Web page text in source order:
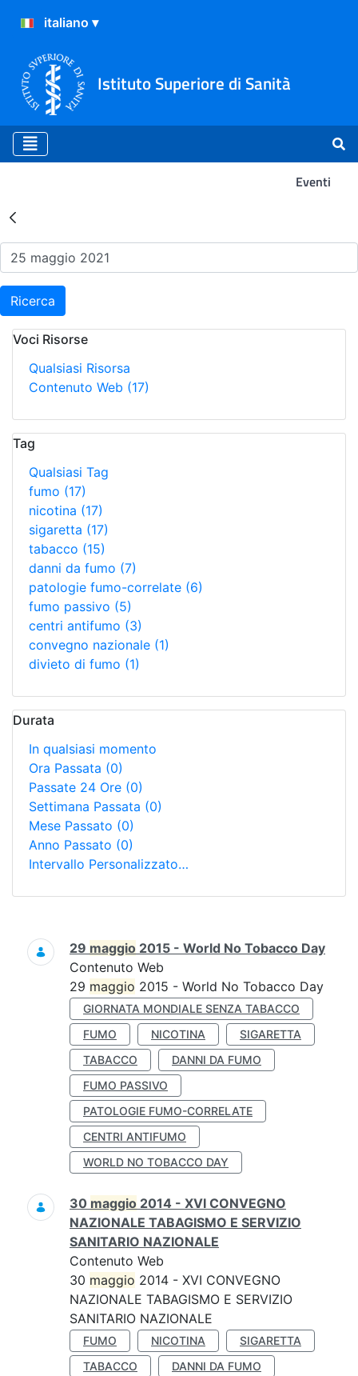
Istituto Superiore di Sanità
Eventi
Risultati della Ricerca -
Ricerca
Voci Risorse
Qualsiasi Risorsa
Contenuto Web (17)
Tag
Qualsiasi Tag
fumo (17)
nicotina (17)
sigaretta (17)
tabacco (15)
danni da fumo (7)
patologie fumo-correlate (6)
fumo passivo (5)
centri antifumo (3)
convegno nazionale (1)
divieto di fumo (1)
Durata
In qualsiasi momento
Ora Passata (0)
Passate 24 Ore (0)
Settimana Passata (0)
Mese Passato (0)
Anno Passato (0)
Intervallo Personalizzato…
Ricerca
29 maggio 2015 - World No Tobacco Day
Contenuto Web
29 maggio 2015 - World No Tobacco Day
GIORNATA MONDIALE SENZA TABACCO
FUMO
NICOTINA
SIGARETTA
TABACCO
DANNI DA FUMO
FUMO PASSIVO
PATOLOGIE FUMO-CORRELATE
CENTRI ANTIFUMO
WORLD NO TOBACCO DAY
30 maggio 2014 - XVI CONVEGNO
NAZIONALE TABAGISMO E SERVIZIO
SANITARIO NAZIONALE
Contenuto Web
30 maggio 2014 - XVI CONVEGNO
NAZIONALE TABAGISMO E SERVIZIO
SANITARIO NAZIONALE
FUMO NICOTINA
SIGARETTA
TABACCO
DANNI DA FUMO